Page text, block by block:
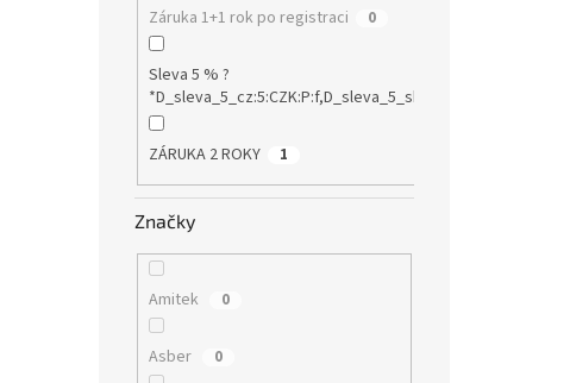
Záruka 1+1 rok po registraci 0
Sleva 5 % ?
*D_sleva_5_cz:5:CZK:P:f,D_sleva_5_sk:5:EUR:P:f!S1:0
ZÁRUKA 2 ROKY 1
Značky
Amitek 0
Asber 0